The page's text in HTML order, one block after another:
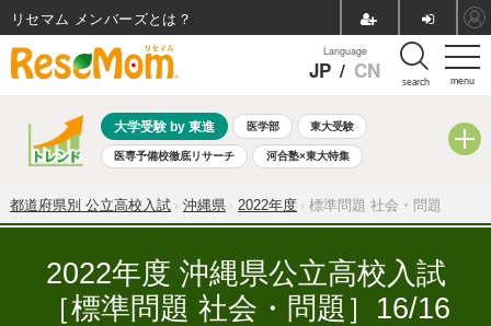
menu
Language
JP / CN search
大学受験 by 東進 医学部 東大受験
医専予備校徹底リサーチ 河合塾×東大特集
共通テスト 夏休み 8月開催学校説明会・相談会
自由研究教材（小学生向け） 自由研究教材（中学生向け）
ランキング
都道府県別 公立高校入試 沖縄県 2022年度 標準問題 社会・問題
2022年度 沖縄県公立高校入試
［標準問題 社会・問題］16/16
リセマム メンバーズ